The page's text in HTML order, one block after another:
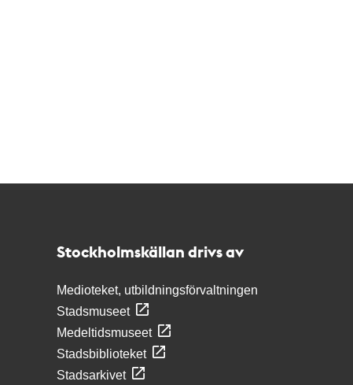
Stockholmskällan drivs av
Medioteket, utbildningsförvaltningen
Stadsmuseet
Medeltidsmuseet
Stadsbiblioteket
Stadsarkivet